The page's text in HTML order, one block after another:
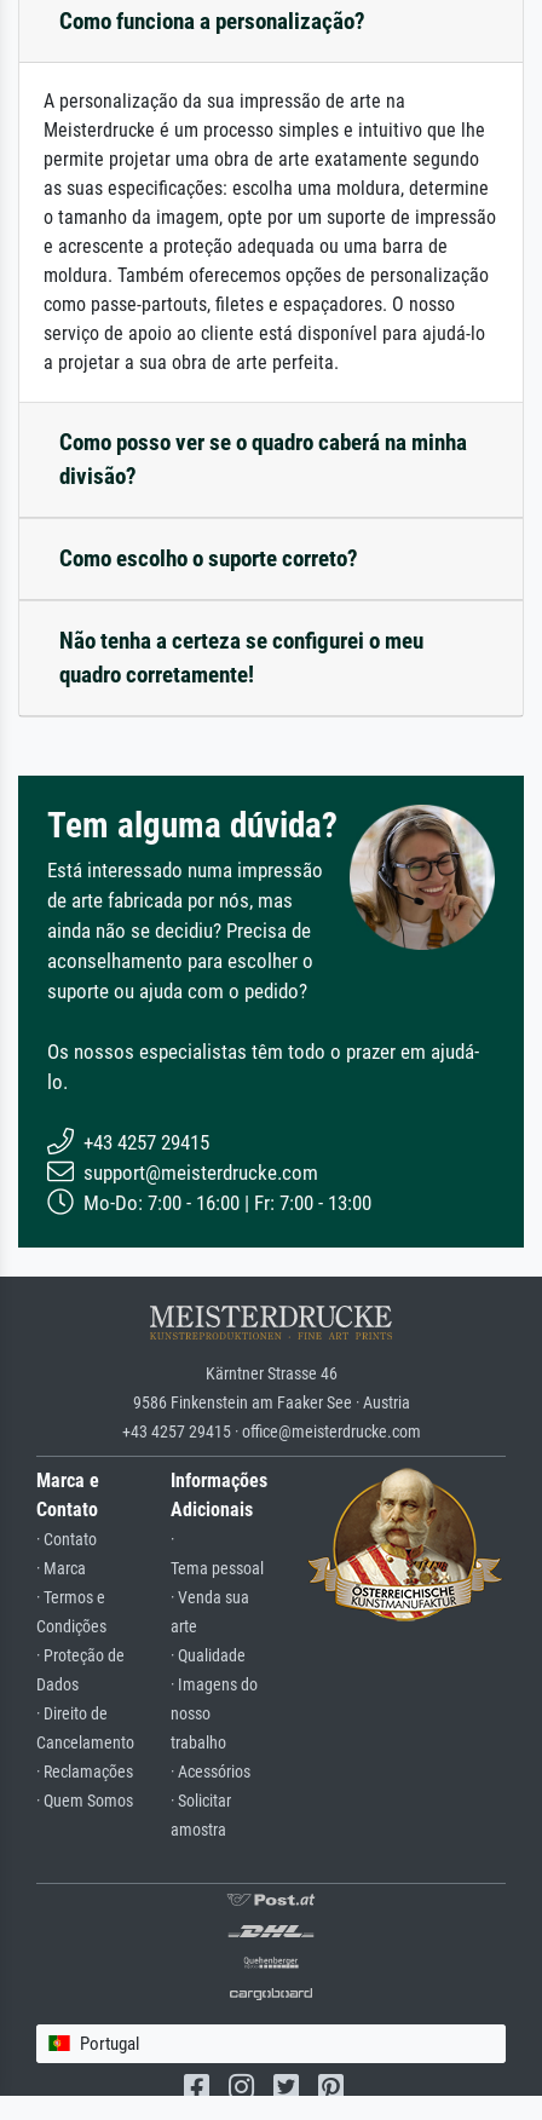
Como funciona a personalização?
A personalização da sua impressão de arte na
Meisterdrucke é um processo simples e intuitivo que lhe
permite projetar uma obra de arte exatamente segundo
as suas especificações: escolha uma moldura, determine
o tamanho da imagem, opte por um suporte de impressão
e acrescente a proteção adequada ou uma barra de
moldura. Também oferecemos opções de personalização
como passe-partouts, filetes e espaçadores. O nosso
serviço de apoio ao cliente está disponível para ajudá-lo
a projetar a sua obra de arte perfeita.
Como posso ver se o quadro caberá na minha
divisão?
Como escolho o suporte correto?
Não tenha a certeza se configurei o meu
quadro corretamente!
Tem alguma dúvida?
Está interessado numa impressão
de arte fabricada por nós, mas
ainda não se decidiu? Precisa de
aconselhamento para escolher o
suporte ou ajuda com o pedido?
Os nossos especialistas têm todo o prazer em ajudá-
lo.
+43 4257 29415
support@meisterdrucke.com
Mo-Do: 7:00 - 16:00 | Fr: 7:00 - 13:00
Kärntner Strasse 46
9586 Finkenstein am Faaker See · Austria
+43 4257 29415 · office@meisterdrucke.com
Marca e
Contato
· Contato
· Marca
· Termos e
Condições
· Proteção de
Dados
· Direito de
Cancelamento
· Reclamações
· Quem Somos
Informações
Adicionais
·
Tema pessoal
· Venda sua
arte
· Qualidade
· Imagens do
nosso
trabalho
· Acessórios
· Solicitar
amostra
Portugal